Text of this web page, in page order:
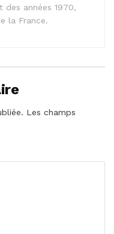
des années 1970,
la France.
Les champs